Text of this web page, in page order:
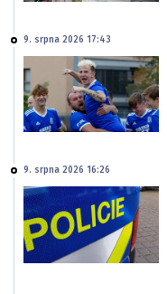
9. srpna 2026 17:43
9. srpna 2026 16:26